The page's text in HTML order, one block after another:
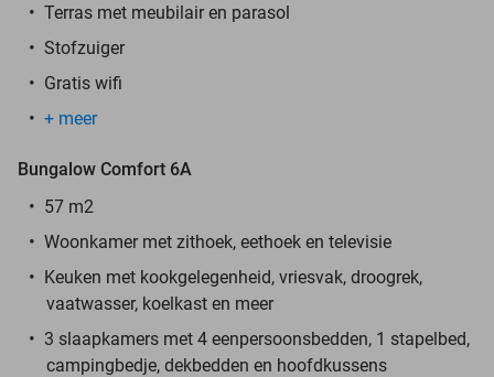
Terras met meubilair en parasol
Stofzuiger
Gratis wifi
+ meer
Bungalow Comfort 6A
57 m2
Woonkamer met zithoek, eethoek en televisie
Keuken met kookgelegenheid, vriesvak, droogrek,
vaatwasser, koelkast en meer
3 slaapkamers met 4 eenpersoonsbedden, 1 stapelbed,
campingbedje, dekbedden en hoofdkussens